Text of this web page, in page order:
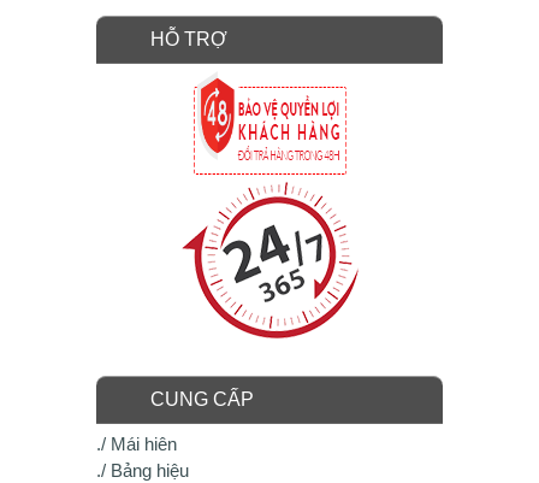
HỖ TRỢ
CUNG CẤP
./ Mái hiên
./ Bảng hiệu